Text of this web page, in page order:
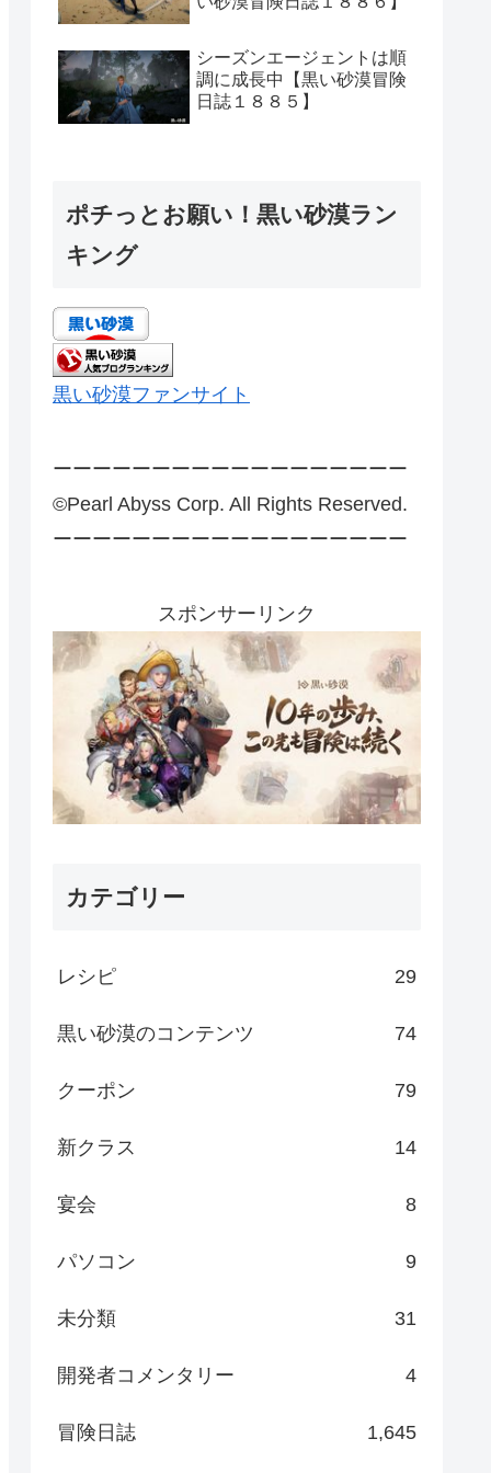
シーズンエージェントは順
調に成長中【黒い砂漠冒険
日誌１８８５】
ポチっとお願い！黒い砂漠ラン
キング
黒い砂漠ファンサイト
ーーーーーーーーーーーーーーーーーー
©Pearl Abyss Corp. All Rights Reserved.
ーーーーーーーーーーーーーーーーーー
スポンサーリンク
カテゴリー
レシピ 29
黒い砂漠のコンテンツ 74
クーポン 79
新クラス 14
宴会 8
パソコン 9
未分類 31
開発者コメンタリー 4
冒険日誌 1,645